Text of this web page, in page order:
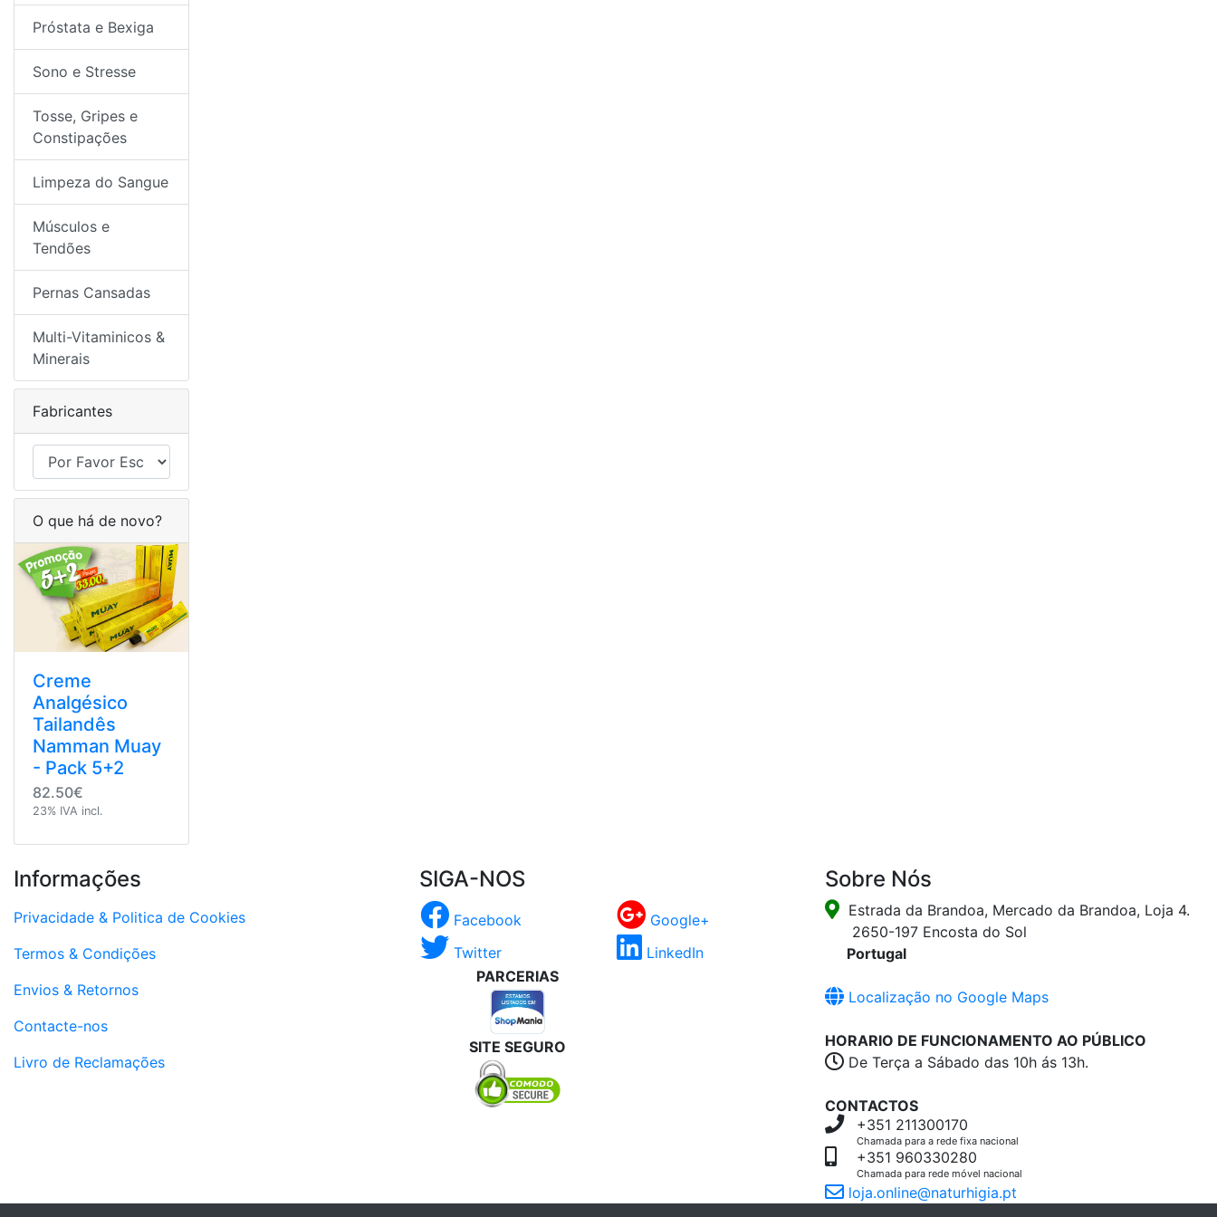
Próstata e Bexiga
Sono e Stresse
Tosse, Gripes e
Constipações
Limpeza do Sangue
Músculos e
Tendões
Pernas Cansadas
Multi-Vitaminicos &
Minerais
Fabricantes
O que há de novo?
Creme
Analgésico
Tailandês
Namman Muay
- Pack 5+2
82.50€
23% IVA incl.
Informações
Privacidade & Politica de Cookies
Termos & Condições
Envios & Retornos
Contacte-nos
Livro de Reclamações
SIGA-NOS
Facebook
Google+
Twitter
LinkedIn
PARCERIAS
SITE SEGURO
Sobre Nós
Estrada da Brandoa, Mercado da Brandoa, Loja 4.
2650-197 Encosta do Sol
Portugal
Localização no Google Maps
HORARIO DE FUNCIONAMENTO AO PÚBLICO
De Terça a Sábado das 10h ás 13h.
CONTACTOS
+351 211300170
Chamada para a rede fixa nacional
+351 960330280
Chamada para rede móvel nacional
loja.online@naturhigia.pt